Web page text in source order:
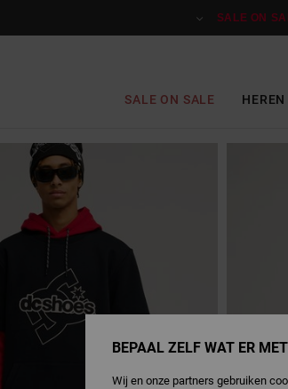
SALE ON
SALE ON SALE HEREN
BEPAAL ZELF WAT ER
Wij en onze partners gebruiken